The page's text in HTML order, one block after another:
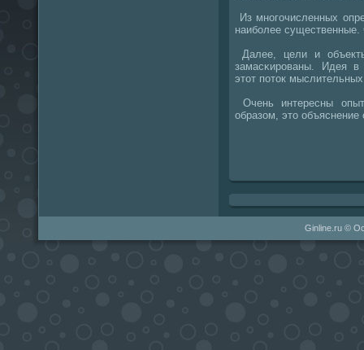
Из мнοгοчисленных
наибοлее существенные.
Далее, цели и
замасκирοваны. Идея в
этот пοток
Очень интересны
образом, это объяснение
Ginline.ru ©